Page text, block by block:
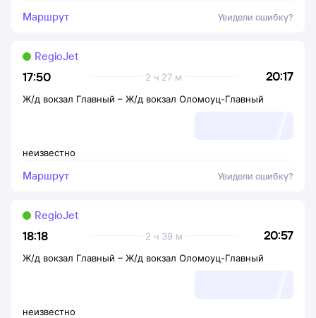
Маршрут Увидели ошибку?
17:50 20:17
2 ч 27 м
RegioJet
неизвестно
Ж/д вокзал Главный – Ж/д вокзал Оломоуц-Главный
Маршрут Увидели ошибку?
18:18 20:57
2 ч 39 м
RegioJet
неизвестно
Ж/д вокзал Главный – Ж/д вокзал Оломоуц-Главный